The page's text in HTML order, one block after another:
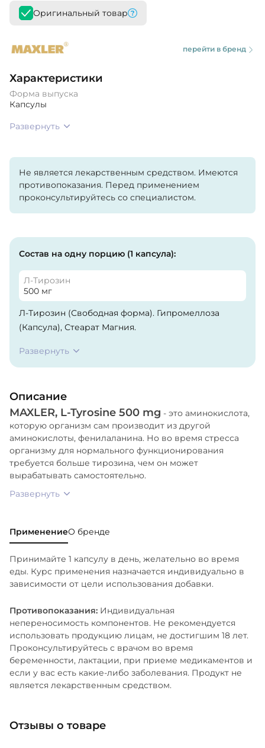
Оригинальный товар
перейти в бренд
Характеристики
Форма выпуска
Капсулы
Развернуть
Не является лекарственным средством. Имеются
противопоказания. Перед применением
проконсультируйтесь со специалистом.
Состав на одну порцию (1 капсула):
Л-Тирозин
500 мг
Л-Тирозин (Свободная форма). Гипромеллоза
(Капсула), Стеарат Магния.
Развернуть
Описание
MAXLER, L-Tyrosine 500 mg - это аминокислота,
которую организм сам производит из другой
аминокислоты, фенилаланина. Но во время стресса
организму для нормального функционирования
требуется больше тирозина, чем он может
вырабатывать самостоятельно.
Развернуть
ПрименениеО бренде
Принимайте 1 капсулу в день, желательно во время
еды. Курс применения назначается индивидуально в
зависимости от цели использования добавки.
Противопоказания: Индивидуальная
непереносимость компонентов. Не рекомендуется
использовать продукцию лицам, не достигшим 18 лет.
Проконсультируйтесь с врачом во время
беременности, лактации, при приеме медикаментов и
если у вас есть какие-либо заболевания. Продукт не
является лекарственным средством.
Отзывы о товаре